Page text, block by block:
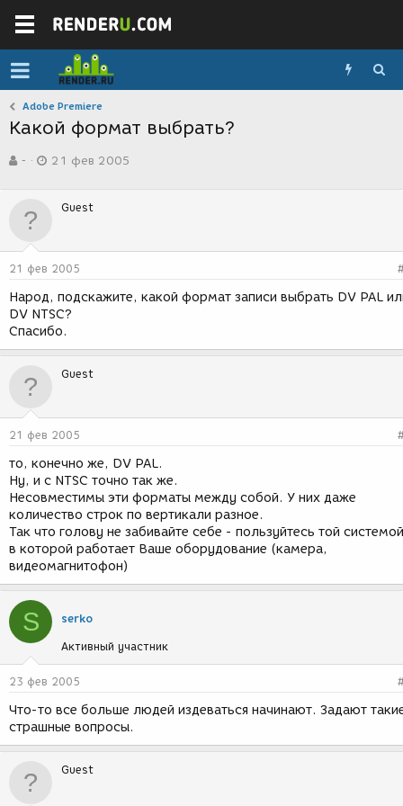
Adobe Premiere
Какой формат выбрать?
в
р
м
-
а
д
и
я
21 фев 2005
Guest
21 фев 2005
Народ, подскажите, какой формат записи выбрать DV PAL
DV NTSC?
Спасибо.
Guest
21 фев 2005
то, конечно же, DV PAL.
Ну, и с NTSC точно так же.
Несовместимы эти форматы между собой. У них даже
количество строк по вертикали разное.
Так что голову не забивайте себе - пользуйтесь той
в которой работает Ваше оборудование (камера,
видеомагнитофон)
S serko
Активный участник
23 фев 2005
Что-то все больше людей издеваться начинают. Задают
страшные вопросы.
Guest